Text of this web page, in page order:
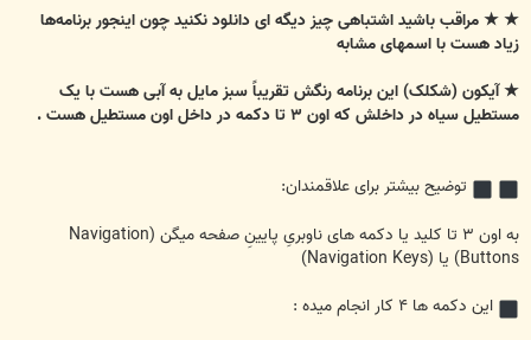
★ ★ مراقب باشید اشتباهی چیز دیگه ای دانلود نکنید چون اینجور برنامه‌ها
زیاد هست با اسمهای مشابه
★ آیکون (شکلک) این برنامه رنگش تقریباً سبز مایل به آبی هست با یک
مستطیل سیاه در داخلش که اون ۳ تا دکمه در داخل اون مستطیل هست .
توضیح بیشتر برای علاقمندان:
به اون ۳ تا کلید یا دکمه های ناوبریِ پایینِ صفحه میگن (Navigation
Buttons) یا (Navigation Keys)
این دکمه ها ۴ کار انجام میده :